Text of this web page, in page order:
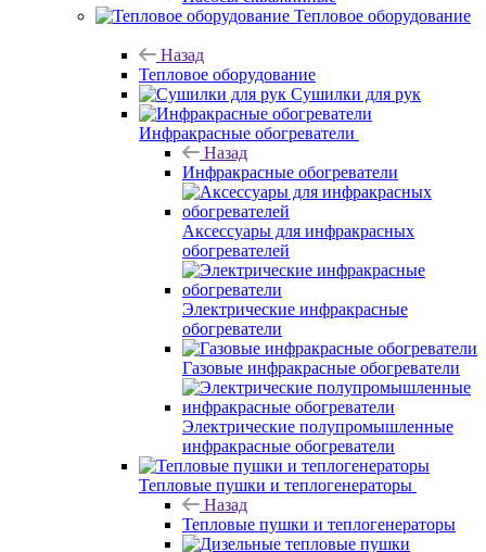
Тепловое оборудование
Назад
Тепловое оборудование
Сушилки для рук
Инфракрасные обогреватели
Назад
Инфракрасные обогреватели
Аксессуары для инфракрасных
обогревателей
Электрические инфракрасные
обогреватели
Газовые инфракрасные обогреватели
Электрические полупромышленные
инфракрасные обогреватели
Тепловые пушки и теплогенераторы
Назад
Тепловые пушки и теплогенераторы